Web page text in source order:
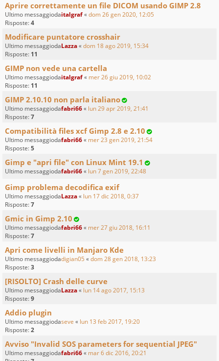
Aprire correttamente un file DICOM usando GIMP 2.8
Ultimo messaggiodaitalgraf«dom 26 gen 2020, 12:05
Risposte:4
Modificare puntatore crosshair
Ultimo messaggiodaLazza«dom 18 ago 2019, 15:34
Risposte: 11
GIMP non vede una cartella
Ultimo messaggiodaitalgraf« mer 26 giu 2019, 10:02
Risposte: 11
GIMP 2.10.10 non parla italiano
Ultimo messaggiodafabri66« lun 29 apr 2019, 21:41
Risposte:7
Compatibilità files xcf Gimp 2.8 e 2.10
Ultimo messaggiodafabri66« mer 23 gen 2019, 21:54
Risposte:5
Gimp e "apri file" con Linux Mint 19.1
Ultimo messaggiodafabri66« lun 7 gen 2019, 22:48
Gimp problema decodifica exif
Ultimo messaggiodaLazza« lun 17 dic 2018, 0:37
Risposte:7
Gmic in Gimp 2.10
Ultimo messaggiodafabri66« mer 27 giu 2018, 16:11
Risposte:7
Apri come livelli in Manjaro Kde
Ultimo messaggiodadigian05 «dom 28 gen 2018, 13:23
Risposte:3
[RISOLTO] Crash delle curve
Ultimo messaggiodaLazza« lun 14 ago 2017, 15:13
Risposte:9
Addio plugin
Ultimo messaggiodaseve « lun 13 feb 2017, 19:20
Risposte:2
Avviso "Invalid SOS parameters for sequential JPEG"
Ultimo messaggiodafabri66« mar 6 dic 2016, 20:21